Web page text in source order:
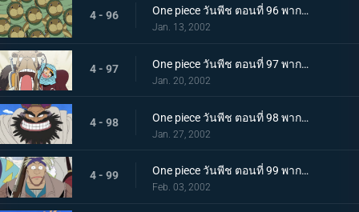
4 - 96 One piece วันพีช ตอนที่ 96 พากย์ไทย เอลุมารุ เมืองแห่งสีเขียว และพะยูนกังฟู
Jan. 13, 2002
4 - 97 One piece วันพีช ตอนที่ 97 พากย์ไทย การผจญภัยในอาณาจักรแห่งทราย ปีศาจบนแผ่นดินอันแสนร้อนระอุ
Jan. 20, 2002
4 - 98 One piece วันพีช ตอนที่ 98 พากย์ไทย กลุ่มโจรสลัดแห่งทะเลทรายปรากฏกาย เหล่าบุรุษผู้มีชีวิตอย่างเสรี
Jan. 27, 2002
4 - 99 One piece วันพีช ตอนที่ 99 พากย์ไทย ความมุ่งมั่นจอมปลอม หัวใจของทหารกองกำลังปฏิวัติ คามิล
Feb. 03, 2002